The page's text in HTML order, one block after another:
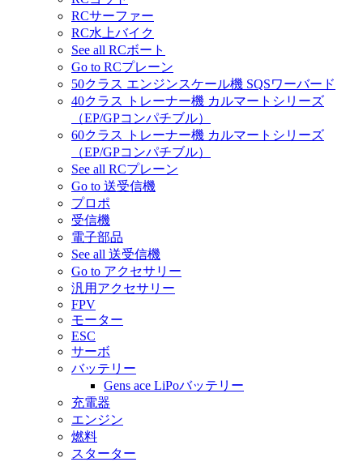
RCサーファー
RC水上バイク
See all RCボート
Go to RCプレーン
50クラス エンジンスケール機 SQSワーバード
40クラス トレーナー機 カルマートシリーズ
（EP/GPコンパチブル）
60クラス トレーナー機 カルマートシリーズ
（EP/GPコンパチブル）
See all RCプレーン
Go to 送受信機
プロポ
受信機
電子部品
See all 送受信機
Go to アクセサリー
汎用アクセサリー
FPV
モーター
ESC
サーボ
バッテリー
Gens ace LiPoバッテリー
充電器
エンジン
燃料
スターター